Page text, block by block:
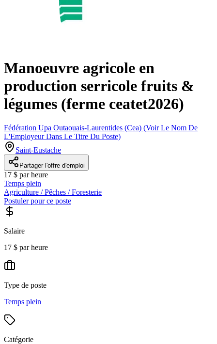
Manoeuvre agricole en
production serricole fruits &
légumes (ferme ceatet2026)
Fédération Upa Outaouais-Laurentides (Cea) (Voir Le Nom De
L'Employeur Dans Le Titre Du Poste)
Saint-Eustache
Partager l'offre d'emploi
17 $ par heure
Temps plein
Agriculture / Pêches / Foresterie
Postuler pour ce poste
Salaire
17 $ par heure
Type de poste
Temps plein
Catégorie